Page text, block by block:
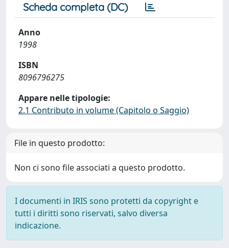
Scheda completa (DC)
Anno
1998
ISBN
8096796275
Appare nelle tipologie:
2.1 Contributo in volume (Capitolo o Saggio)
File in questo prodotto:
Non ci sono file associati a questo prodotto.
I documenti in IRIS sono protetti da copyright e
tutti i diritti sono riservati, salvo diversa
indicazione.